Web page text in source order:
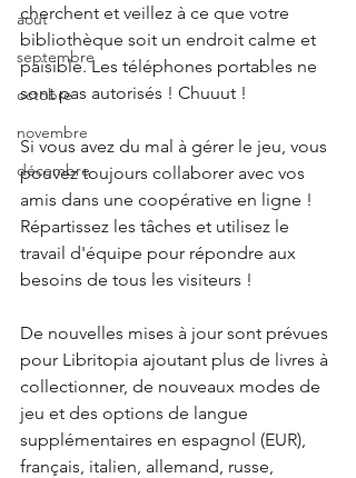
aout
septembre
octobre
novembre
décembre
cherchent et veillez à ce que votre
bibliothèque soit un endroit calme et
paisible. Les téléphones portables ne
sont pas autorisés ! Chuuut !
Si vous avez du mal à gérer le jeu, vous
pouvez toujours collaborer avec vos
amis dans une coopérative en ligne !
Répartissez les tâches et utilisez le
travail d'équipe pour répondre aux
besoins de tous les visiteurs !
De nouvelles mises à jour sont prévues
pour Libritopia ajoutant plus de livres à
collectionner, de nouveaux modes de
jeu et des options de langue
supplémentaires en espagnol (EUR),
français, italien, allemand, russe,